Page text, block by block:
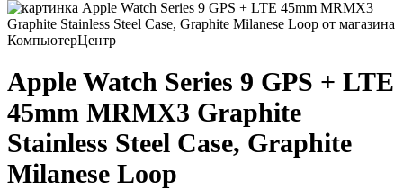
Apple Watch Series 9 GPS + LTE
45mm MRMX3 Graphite
Stainless Steel Case, Graphite
Milanese Loop